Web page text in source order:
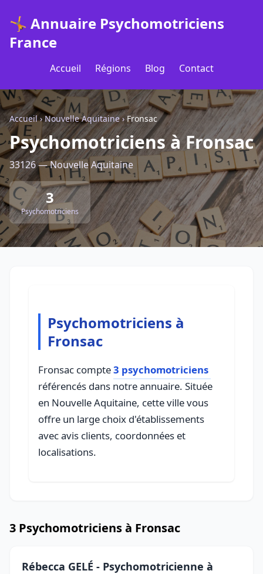
🤸 Annuaire Psychomotriciens
France
Accueil Régions Blog Contact
Accueil›Nouvelle Aquitaine›Fronsac
Psychomotriciens à Fronsac
33126 — Nouvelle Aquitaine
3
Psychomotriciens
Psychomotriciens à
Fronsac
Fronsac compte3 psychomotriciens
référencés dans notre annuaire. Située
en Nouvelle Aquitaine, cette ville vous
offre un large choix d'établissements
avec avis clients, coordonnées et
localisations.
3 Psychomotriciens à Fronsac
Rébecca GELÉ - Psychomotricienne à